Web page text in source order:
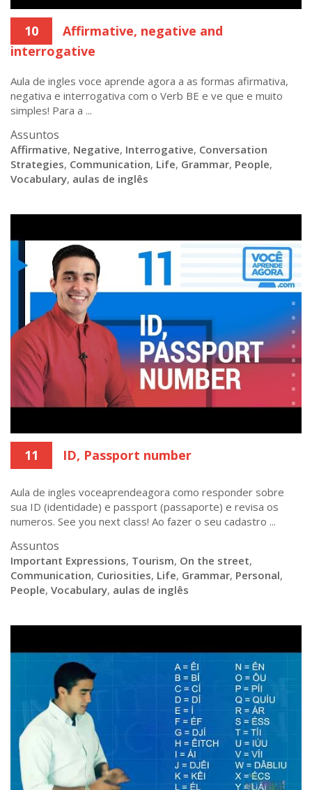
10
Affirmative, negative and
interrogative
Aula de ingles voce aprende agora a as formas afirmativa,
negativa e interrogativa com o Verb BE e ve que e muito
simples! Para a ...
Assuntos
Affirmative, Negative, Interrogative, Conversation
Strategies, Communication, Life, Grammar, People,
Vocabulary, aulas de inglês
11 ID, Passport number
Aula de ingles voceaprendeagora como responder sobre
sua ID (identidade) e passport (passaporte) e revisa os
numeros. See you next class! Ao fazer o seu cadastro ...
Assuntos
Important Expressions, Tourism, On the street,
Communication, Curiosities, Life, Grammar, Personal,
People, Vocabulary, aulas de inglês